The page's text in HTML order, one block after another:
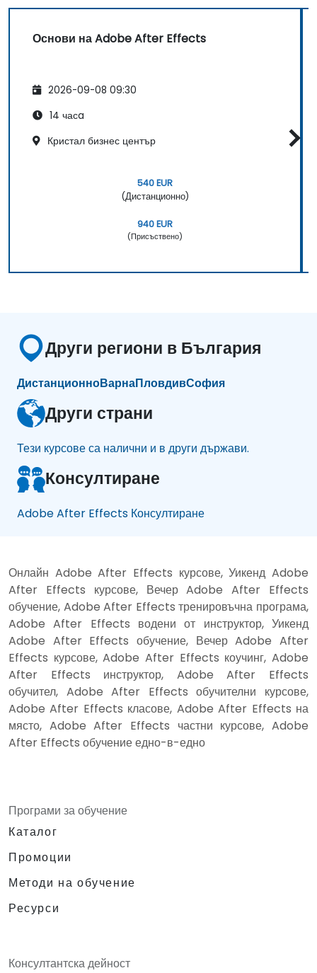
Основи на Adobe After Effects
2026-09-08 09:30
14 часa
Кристал бизнес център
540 EUR
(Дистанционно)
940 EUR
(Присъствено)
Други региони в България
ДистанционноВарнаПловдивСофия
Други страни
Тези курсове са налични и в други държави.
Консултиране
Adobe After Effects Консултиране
Онлайн Adobe After Effects курсове, Уикенд Adobe
After Effects курсове, Вечер Adobe After Effects
обучение, Adobe After Effects тренировъчна програма,
Adobe After Effects водени от инструктор, Уикенд
Adobe After Effects обучение, Вечер Adobe After
Effects курсове, Adobe After Effects коучинг, Adobe
After Effects инструктор, Adobe After Effects
обучител, Adobe After Effects обучителни курсове,
Adobe After Effects класове, Adobe After Effects на
място, Adobe After Effects частни курсове, Adobe
After Effects обучение едно-в-едно
Програми за обучение
Каталог
Промоции
Методи на обучение
Ресурси
Консултантска дейност